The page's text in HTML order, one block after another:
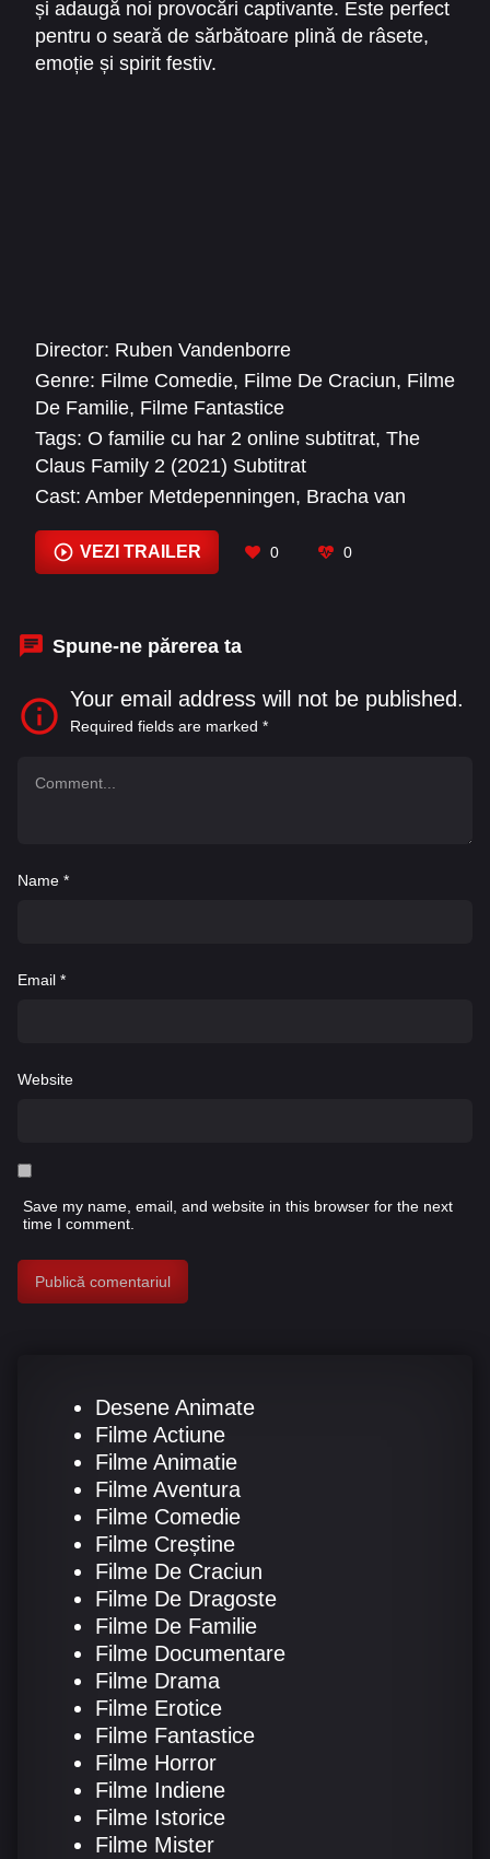
și adaugă noi provocări captivante. Este perfect
pentru o seară de sărbătoare plină de râsete,
emoție și spirit festiv.
Director: Ruben Vandenborre
Genre: Filme Comedie, Filme De Craciun, Filme
De Familie, Filme Fantastice
Tags: O familie cu har 2 online subtitrat, The
Claus Family 2 (2021) Subtitrat
Cast: Amber Metdepenningen, Bracha van
Emma Moortgat, Eva van der Gucht,
Jackson Hooi, Jan Decleir
VEZI TRAILER 0 0
Spune-ne părerea ta
Your email address will not be published.
Required fields are marked *
Name *
Email *
Website
Save my name, email, and website in this browser for the next
time I comment.
Desene Animate
Filme Actiune
Filme Animatie
Filme Aventura
Filme Comedie
Filme Creștine
Filme De Craciun
Filme De Dragoste
Filme De Familie
Filme Documentare
Filme Drama
Filme Erotice
Filme Fantastice
Filme Horror
Filme Indiene
Filme Istorice
Filme Mister